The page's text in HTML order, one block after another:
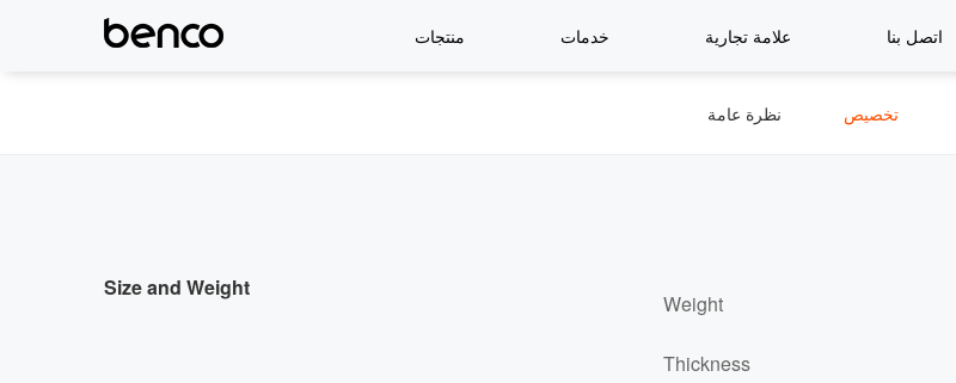
منتجات خدمات علامة تجارية اتصل بنا
نظرة عامة تخصيص
Size and Weight
Weight
Thickness